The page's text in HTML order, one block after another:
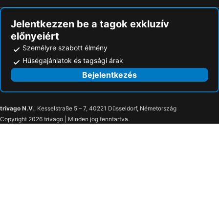
Jelentkezzen be a tagok exkluzív
előnyeiért
Személyre szabott élmény
Hűségajánlatok és tagsági árak
Bejelentkezés
trivago N.V., Kesselstraße 5 – 7, 40221 Düsseldorf, Németország
Copyright 2026 trivago | Minden jog fenntartva.